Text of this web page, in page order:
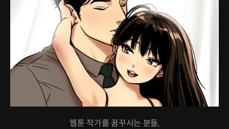
웹툰 작가를 꿈꾸시는 분들,